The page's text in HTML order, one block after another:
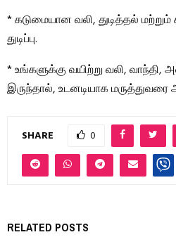
* கடுமையான வலி, துடித்தல் மற்றும்
துடிப்பு.
* உங்களுக்கு வயிற்று வலி, வாந்தி,
இருந்தால், உடனடியாக மருத்துவரை
SHARE 0
RELATED POSTS